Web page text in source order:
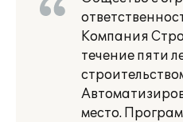
Компания
течение пяти
место.